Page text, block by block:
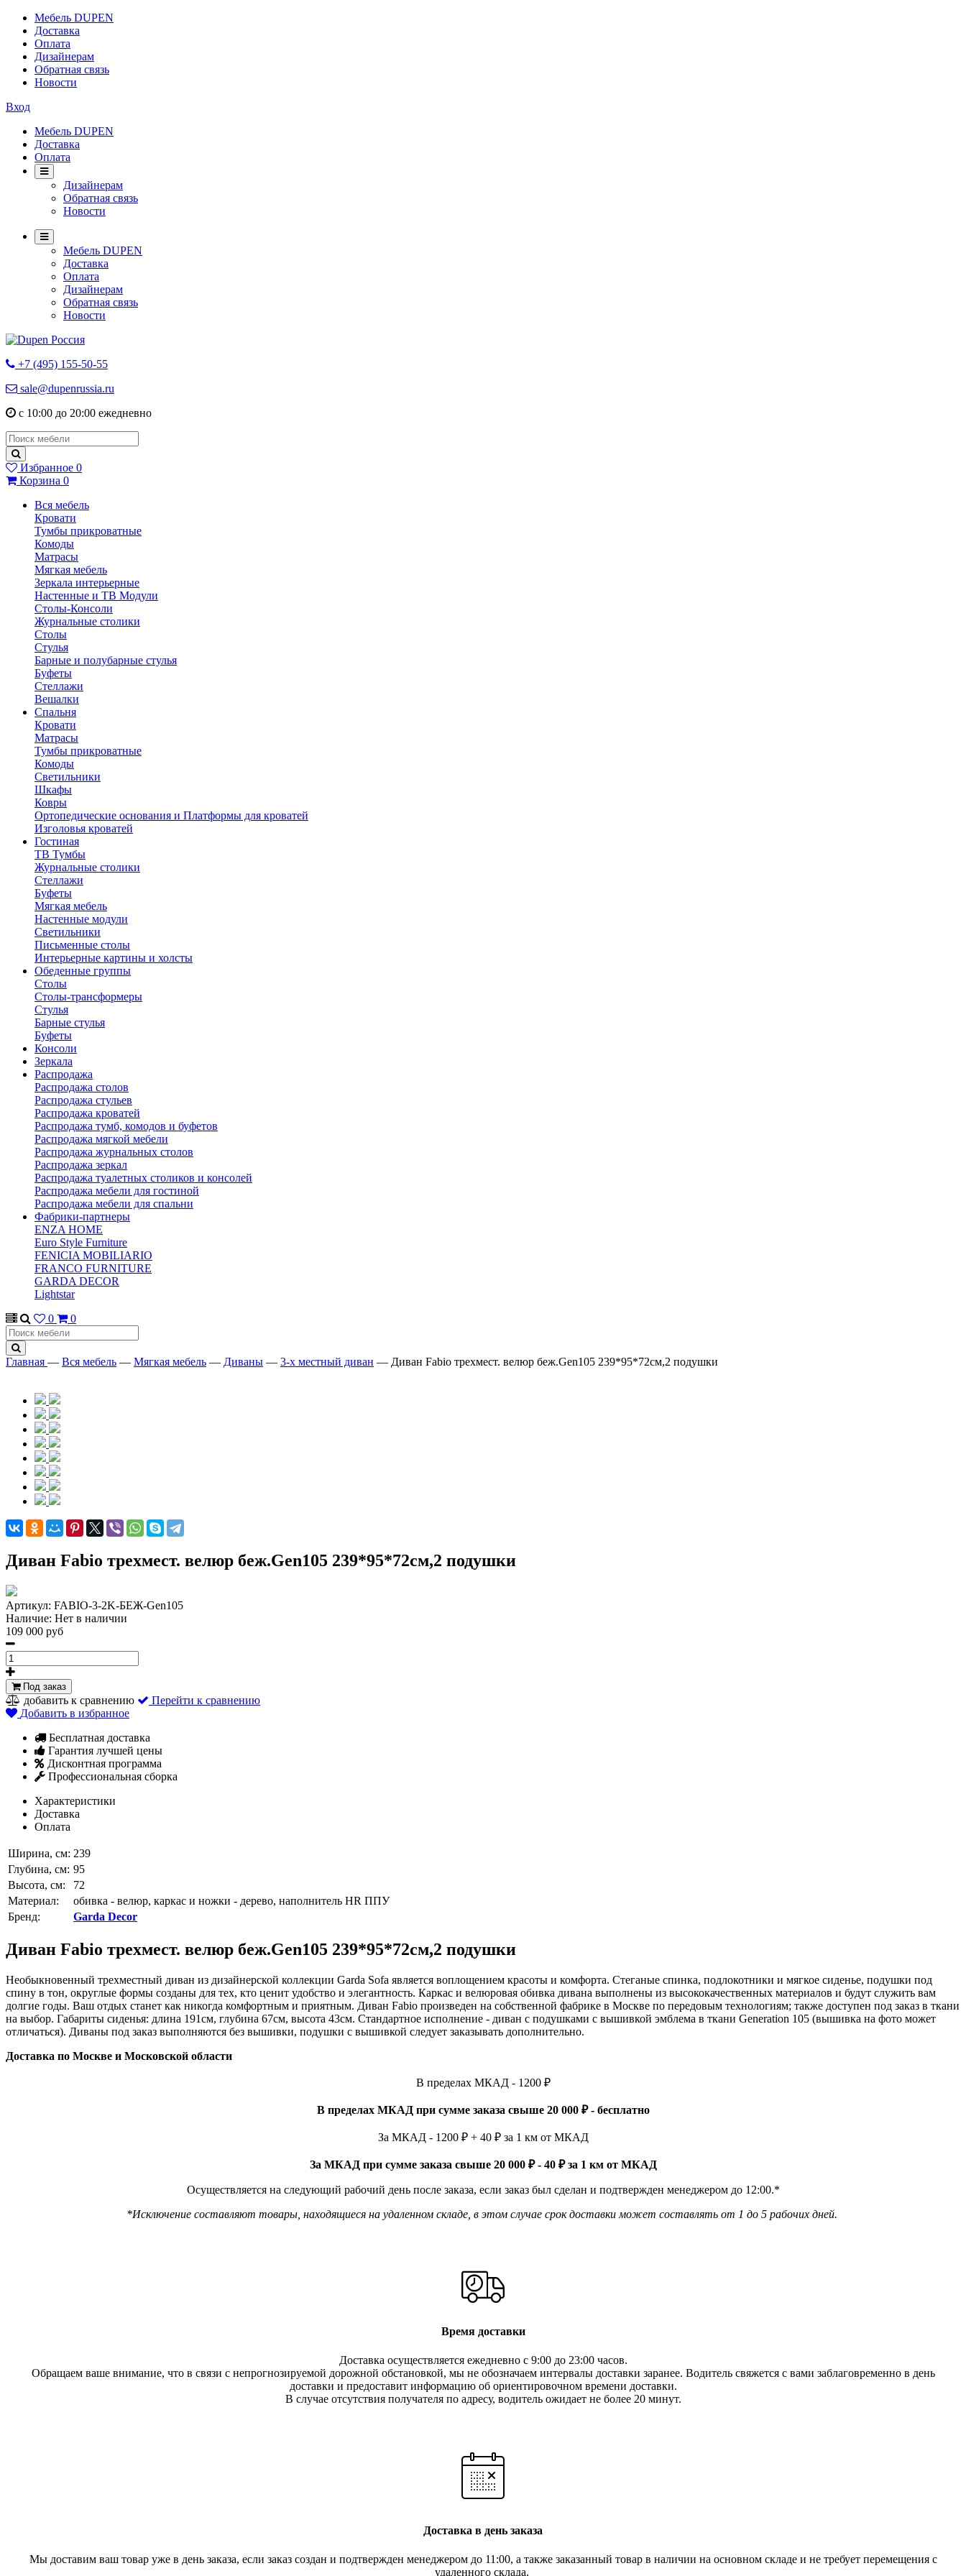
Мебель DUPEN
Доставка
Оплата
Дизайнерам
Обратная связь
Новости
Вход
Мебель DUPEN
Доставка
Оплата
Дизайнерам
Обратная связь
Новости
Мебель DUPEN
Доставка
Оплата
Дизайнерам
Обратная связь
Новости
+7 (495) 155-50-55
sale@dupenrussia.ru
с 10:00 до 20:00 ежедневно
Избранное 0
Корзина 0
Вся мебель
Кровати
Тумбы прикроватные
Комоды
Матрасы
Мягкая мебель
Зеркала интерьерные
Настенные и ТВ Модули
Столы-Консоли
Журнальные столики
Столы
Стулья
Барные и полубарные стулья
Буфеты
Стеллажи
Вешалки
Cпальня
Кровати
Матрасы
Тумбы прикроватные
Комоды
Светильники
Шкафы
Ковры
Ортопедические основания и Платформы для кроватей
Изголовья кроватей
Гостиная
ТВ Тумбы
Журнальные столики
Стеллажи
Буфеты
Мягкая мебель
Настенные модули
Светильники
Письменные столы
Интерьерные картины и холсты
Обеденные группы
Столы
Столы-трансформеры
Стулья
Барные стулья
Буфеты
Консоли
Зеркала
Распродажа
Распродажа столов
Распродажа стульев
Распродажа кроватей
Распродажа тумб, комодов и буфетов
Распродажа мягкой мебели
Распродажа журнальных столов
Распродажа зеркал
Распродажа туалетных столиков и консолей
Распродажа мебели для гостиной
Распродажа мебели для спальни
Фабрики-партнеры
ENZA HOME
Euro Style Furniture
FENICIA MOBILIARIO
FRANCO FURNITURE
GARDA DECOR
Lightstar
0
0
Главная — Вся мебель — Мягкая мебель — Диваны — 3-х местный диван — Диван Fabio трехмест. велюр беж.Gen105 239*95*72см,2 подушки
Диван Fabio трехмест. велюр беж.Gen105 239*95*72см,2 подушки
Артикул: FABIO-3-2K-БЕЖ-Gen105
Наличие: Нет в наличии
109 000 руб
Под заказ
добавить к сравнению
Перейти к сравнению
Добавить в избранное
Бесплатная доставка
Гарантия лучшей цены
Дисконтная программа
Профессиональная сборка
Характеристики
Доставка
Оплата
Ширина, см: 239
Глубина, см: 95
Высота, см:
72
Материал:
обивка - велюр, каркас и ножки - дерево, наполнитель HR ППУ
Бренд:
Garda Decor
Диван Fabio трехмест. велюр беж.Gen105 239*95*72см,2 подушки
Необыкновенный трехместный диван из дизайнерской коллекции Garda Sofa является воплощением красоты и комфорта. Стеганые спинка, подлокотники и мягкое сиденье, подушки под
спину в тон, округлые формы созданы для тех, кто ценит удобство и элегантность. Каркас и велюровая обивка дивана выполнены из высококачественных материалов и будут служить вам
долгие годы. Ваш отдых станет как никогда комфортным и приятным. Диван Fabio произведен на собственной фабрике в Москве по передовым технологиям; также доступен под заказ в ткани
на выбор. Габариты сиденья: длина 191см, глубина 67см, высота 43см. Cтандартное исполнение - диван с подушками c вышивкой эмблема в ткани Generation 105 (вышивка на фото может
отличаться). Диваны под заказ выполняются без вышивки, подушки с вышивкой следует заказывать дополнительно.
Доставка по Москве и Московской области
В пределах МКАД - 1200 ₽
В пределах МКАД при сумме заказа свыше 20 000 ₽ - бесплатно
За МКАД - 1200 ₽ + 40 ₽ за 1 км от МКАД
За МКАД при сумме заказа свыше 20 000 ₽ - 40 ₽ за 1 км от МКАД
Осуществляется на следующий рабочий день после заказа, если заказ был сделан и подтвержден менеджером до 12:00.*
*Исключение составляют товары, находящиеся на удаленном складе, в этом случае срок доставки может составлять от 1 до 5 рабочих дней.
Время доставки
Доставка осуществляется ежедневно с 9:00 до 23:00 часов.
Обращаем ваше внимание, что в связи с непрогнозируемой дорожной обстановкой, мы не обозначаем интервалы доставки заранее. Водитель свяжется с вами заблаговременно в день
доставки и предоставит информацию об ориентировочном времени доставки.
В случае отсутствия получателя по адресу, водитель ожидает не более 20 минут.
Доставка в день заказа
Мы доставим ваш товар уже в день заказа, если заказ создан и подтвержден менеджером до 11:00, а также заказанный товар в наличии на основном складе и не требует перемещения с
удаленного склада.